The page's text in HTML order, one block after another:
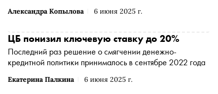
Александра Копылова 6 июня 2025 г.
Екатерина Палкина 6 июня 2025 г.
ЦБ понизил ключевую ставку до 20%
Последний раз решение о смягчении денежно-
кредитной политики принималось в сентябре 2022 года